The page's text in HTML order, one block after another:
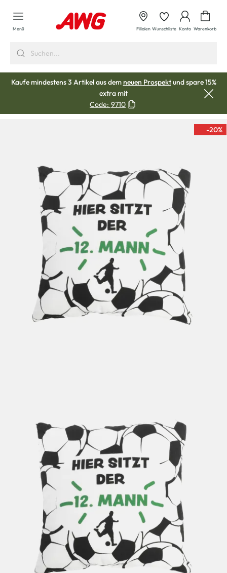
springen
Menü Filialen Wunschliste Konto Warenkorb
Kaufe mindestens 3 Artikel aus demneuen Prospektund spare 15%
extra mit
Code: 9710
-20%